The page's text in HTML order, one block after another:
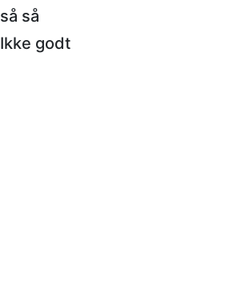
så så
Ikke godt